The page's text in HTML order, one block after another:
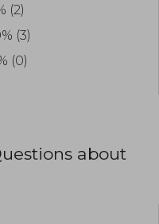
(2)
(3)
(0)
about